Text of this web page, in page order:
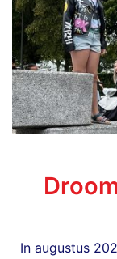
In augustus